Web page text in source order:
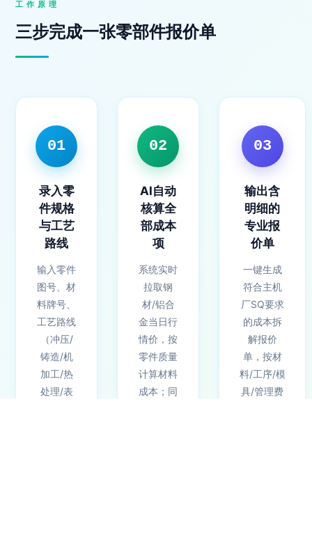
工作原理
三步完成一张零部件报价单
01
录入零
件规格
与工艺
路线
输入零件
图号、材
料牌号、
工艺路线
（冲压/
铸造/机
加工/热
处理/表
02
AI自动
核算全
部成本
项
系统实时
拉取钢
材/铝合
金当日行
情价，按
零件质量
计算材料
成本；同
03
输出含
明细的
专业报
价单
一键生成
符合主机
厂SQ要求
的成本拆
解报价
单，按材
料/工序/模
具/管理费